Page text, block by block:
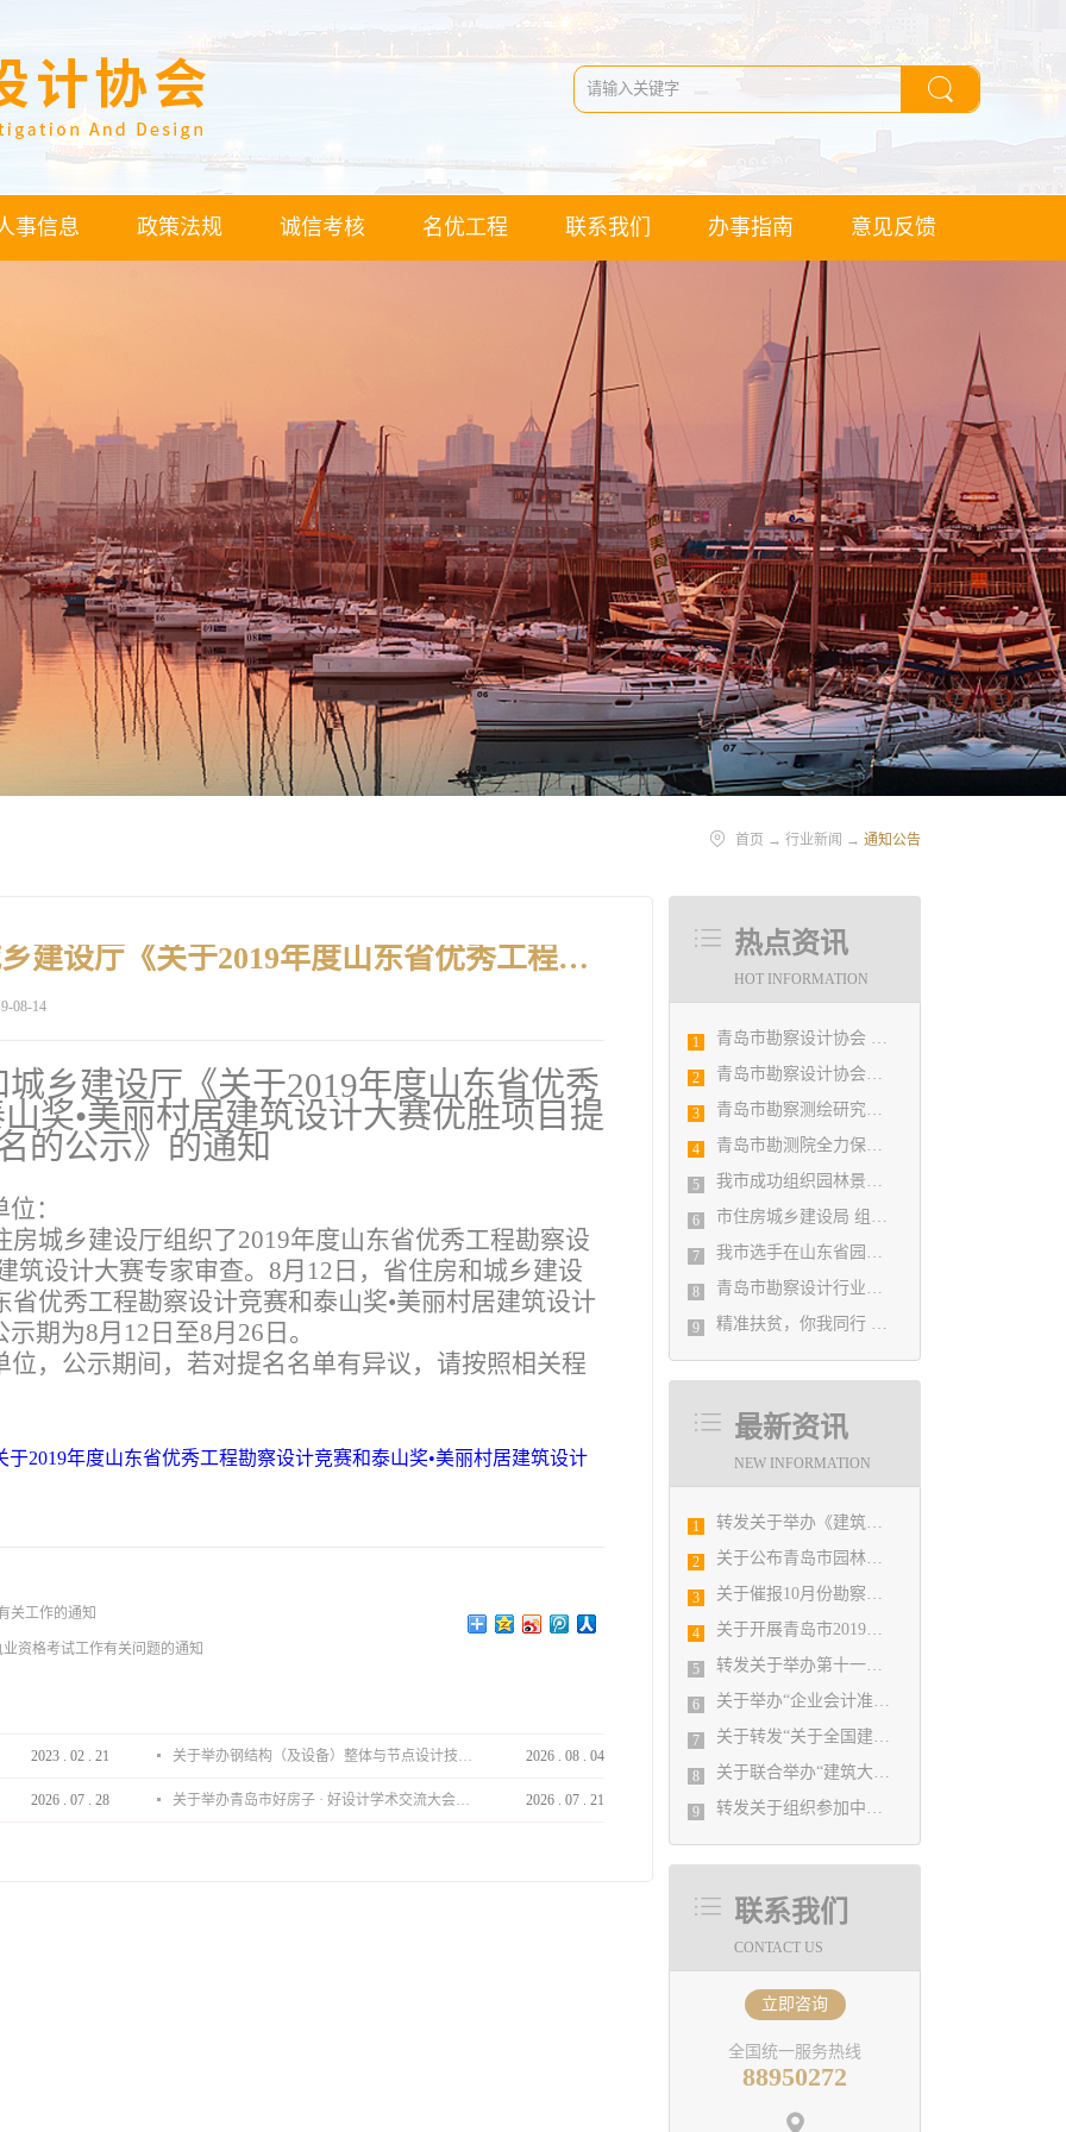
事信息 政策法规 诚信考核 名优工程 联系我们 办事指南 意见反馈
首页 → 行业新闻 → 通知公告
热点资讯
HOT INFORMATION
1 青岛市勘察设计协会 第五届二次会员代表大会纪要
2 青岛市勘察设计协会党支部召开党史学习教育专题组织生活会
3 青岛市勘察测绘研究院参加第29届国际制图大会并荣获3项国际大奖
4 青岛市勘测院全力保障自然灾害普查区县级质检汇交工作
5 我市成功组织园林景观设计创意职业技能竞赛
6 市住房城乡建设局 组织设计人员能力提升培训会
7 我市选手在山东省园林景观设计创意职业技能竞赛中勇夺佳绩
8 青岛市勘察设计行业民事纠纷调解协调中心正式揭牌成立
9 精准扶贫，你我同行 ——协会荣获全市2018年度脱贫攻坚和扶贫协作先进集体
最新资讯
NEW INFORMATION
1 转发关于举办《建筑电气与智能化通用规范》 GB55024-2022公益宣贯的通知
2 关于公布青岛市园林景观设计创意职业技能选拔赛获奖结果的通知
3 关于催报10月份勘察设计经济形势月报的通知
4 关于开展青岛市2019年度勘察设计行业 优秀企业、优秀企业管理者、先进工作者 评选活动的通知
5 转发关于举办第十一届“创新杯”建筑信息模 型（BIM）应用大赛的通知
6 关于举办“企业会计准则新变化与税收新政策解读、工程勘察设计企业最新会计准则实务操作与税务全面筹划培训班”的通知
7 关于转发“关于全国建筑设计行业创新创优学术峰会的通知” 的通知
8 关于联合举办“建筑大家学术报告会、青年建筑师设计专场报告会等系列学术活动的通知
9 转发关于组织参加中设协“《建筑隔震设计标准》宣贯暨建筑抗震设计新技术及疑难问题解析培训班”的通知
联系我们
CONTACT US
立即咨询
全国统一服务热线
88950272
关于转发山东省住房和城乡建设厅《关于2019年度山东省优秀工程勘察设计竞赛和泰山奖•美丽村居建筑设计大赛优胜项目提名的公示》的通知
08-14
乡建设厅《关于2019年度山东省优秀
奖•美丽村居建筑设计大赛优胜项目提
的公示》的通知
：
房城乡建设厅组织了2019年度山东省优秀工程勘察设
筑设计大赛专家审查。8月12日，省住房和城乡建设
优秀工程勘察设计竞赛和泰山奖•美丽村居建筑设计
期为8月12日至8月26日。
，公示期间，若对提名名单有异议，请按照相关程
2019年度山东省优秀工程勘察设计竞赛和泰山奖•美丽村居建筑设计
关工作的通知
资格考试工作有关问题的通知
2023 . 02 . 21 关于举办钢结构（及设备）整体与节点设计技术分享会的通知 2026 . 08 . 04
2026 . 07 . 28 关于举办青岛市好房子 · 好设计学术交流大会的通知 2026 . 07 . 21